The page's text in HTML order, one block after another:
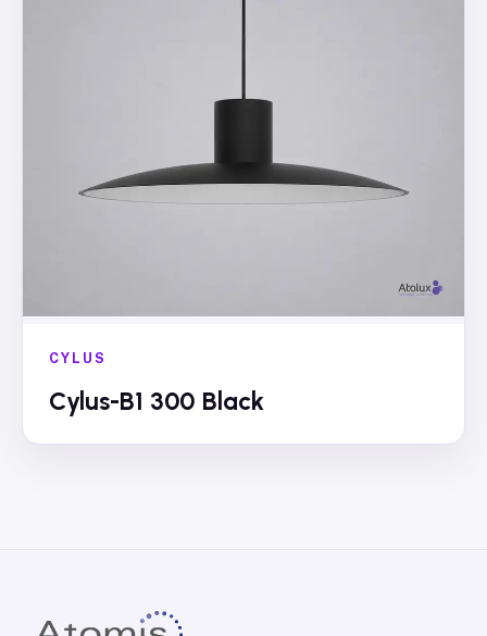
CYLUS
Cylus-B1 300 Black